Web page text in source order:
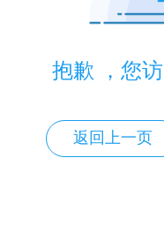
抱歉 ，您访
返回上一页